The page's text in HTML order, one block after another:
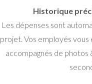
Historique
Les dépenses sont
projet. Vos employés
accompagnés de photos